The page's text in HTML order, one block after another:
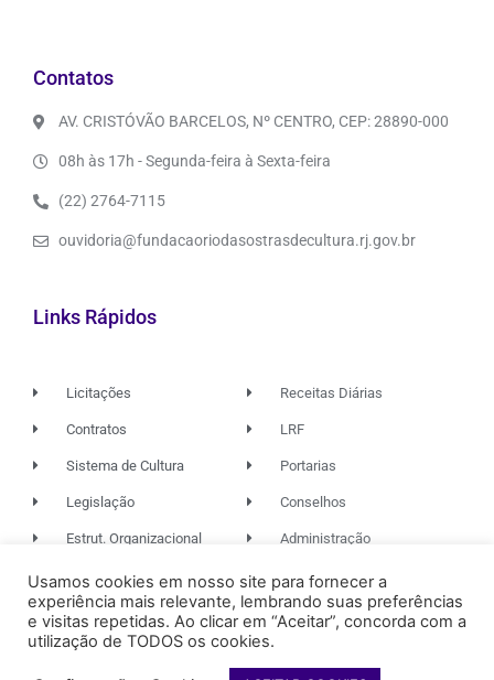
Contatos
AV. CRISTÓVÃO BARCELOS, Nº CENTRO, CEP: 28890-000
08h às 17h - Segunda-feira à Sexta-feira
(22) 2764-7115
ouvidoria@fundacaoriodasostrasdecultura.rj.gov.br
Links Rápidos
Licitações
Contratos
Sistema de Cultura
Legislação
Estrut. Organizacional
Receitas Diárias
LRF
Portarias
Conselhos
Administração
© 2026. TODOS OS DIREITOS RESERVADOS.
Usamos cookies em nosso site para fornecer a
experiência mais relevante, lembrando suas preferências
e visitas repetidas. Ao clicar em “Aceitar”, concorda com a
utilização de TODOS os cookies.